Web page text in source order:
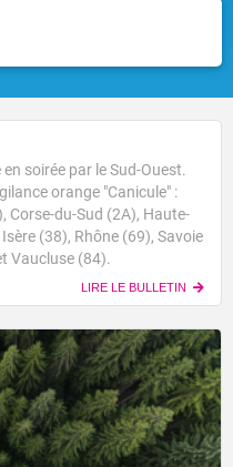
soirée par le Sud-Ouest.
orange "Canicule" :
Corse-du-Sud (2A), Haute-
(38), Rhône (69), Savoie
Vaucluse (84).
LIRE LE BULLETIN